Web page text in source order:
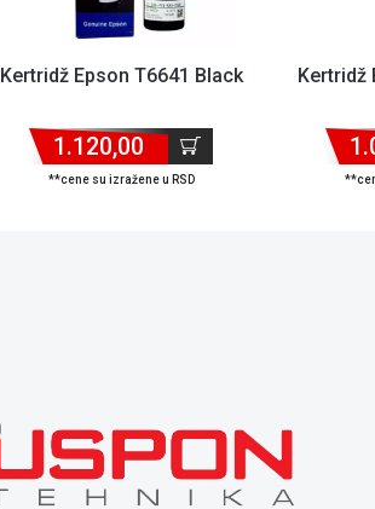
Kertridž Epson T6641 Black
1.120,00
**cene su izražene u RSD
Kertridž